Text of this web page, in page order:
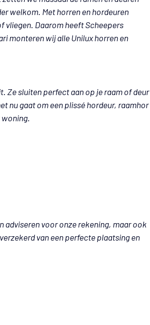
welkom. Met horren en hordeuren
vliegen. Daarom heeft Scheepers
monteren wij alle Unilux horren en
Ze sluiten perfect aan op je raam of deur
nu gaat om een plissé hordeur, raamhor
adviseren voor onze rekening, maar ook
van een perfecte plaatsing en